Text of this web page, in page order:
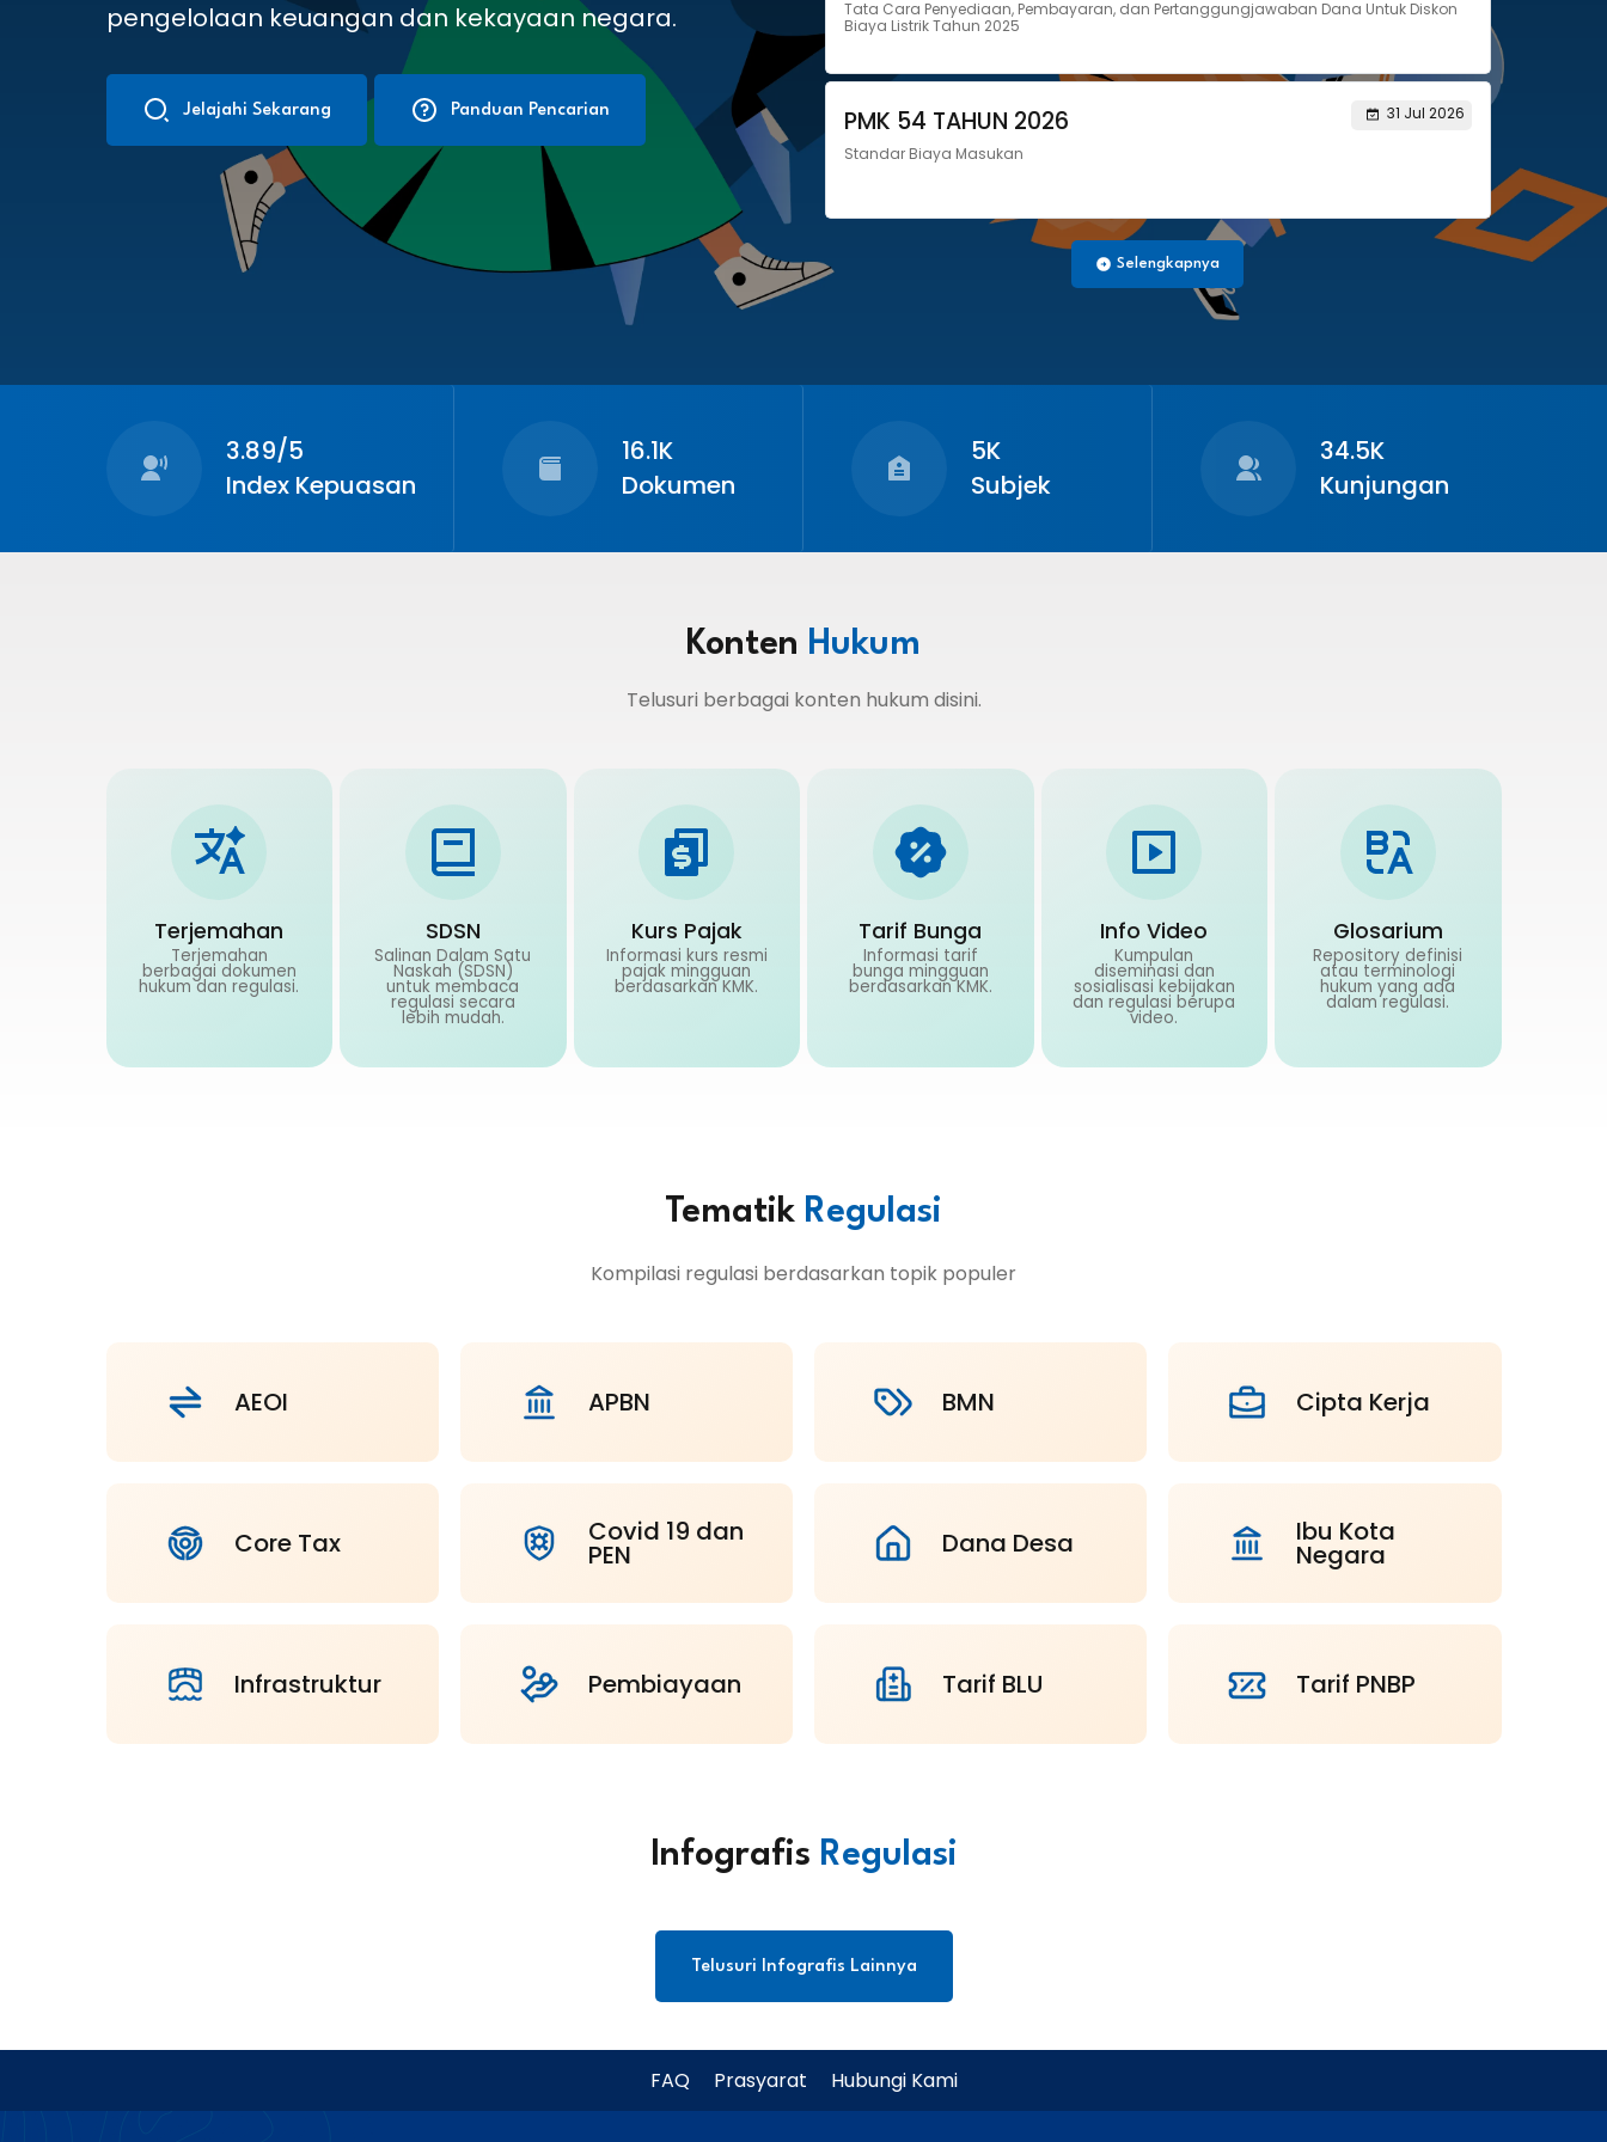
pengelolaan keuangan dan kekayaan negara.
Jelajahi Sekarang Panduan Pencarian
Tata Cara Penyediaan, Pembayaran, dan Pertanggungjawaban Dana Untuk Diskon
Biaya Listrik Tahun 2025
PMK 54 TAHUN 2026
31 Jul 2026
Standar Biaya Masukan
Selengkapnya
3.89/5
Index Kepuasan
16.1K
Dokumen
5K
Subjek
34.5K
Kunjungan
Konten Hukum
Telusuri berbagai konten hukum disini.
Terjemahan
Terjemahan
berbagai dokumen
hukum dan regulasi.
SDSN
Salinan Dalam Satu
Naskah (SDSN)
untuk membaca
regulasi secara
lebih mudah.
Kurs Pajak
Informasi kurs resmi
pajak mingguan
berdasarkan KMK.
Tarif Bunga
Informasi tarif
bunga mingguan
berdasarkan KMK.
Info Video
Kumpulan
diseminasi dan
sosialisasi kebijakan
dan regulasi berupa
video.
Glosarium
Repository definisi
atau terminologi
hukum yang ada
dalam regulasi.
Tematik Regulasi
Kompilasi regulasi berdasarkan topik populer
AEOI APBN BMN Cipta Kerja
Core Tax Covid 19 dan
PEN Dana Desa Ibu Kota
Negara
Infrastruktur Pembiayaan Tarif BLU Tarif PNBP
Infografis Regulasi
Telusuri Infografis Lainnya
FAQ Prasyarat Hubungi Kami